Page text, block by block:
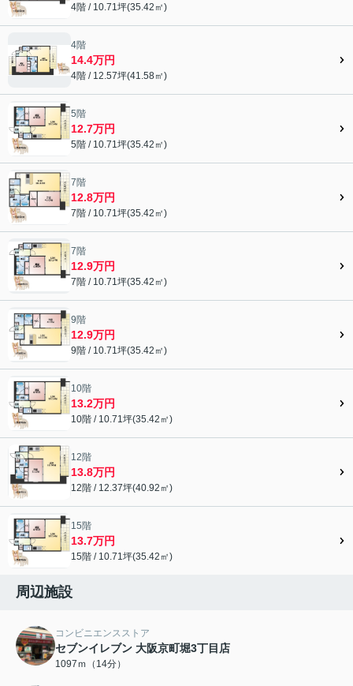
4階 / 10.71坪(35.42㎡)
4階
14.4万円
4階 / 12.57坪(41.58㎡)
5階
12.7万円
5階 / 10.71坪(35.42㎡)
7階
12.8万円
7階 / 10.71坪(35.42㎡)
7階
12.9万円
7階 / 10.71坪(35.42㎡)
9階
12.9万円
9階 / 10.71坪(35.42㎡)
10階
13.2万円
10階 / 10.71坪(35.42㎡)
12階
13.8万円
12階 / 12.37坪(40.92㎡)
15階
13.7万円
15階 / 10.71坪(35.42㎡)
周辺施設
コンビニエンスストア
セブンイレブン 大阪京町堀3丁目店
1097ｍ（14分）